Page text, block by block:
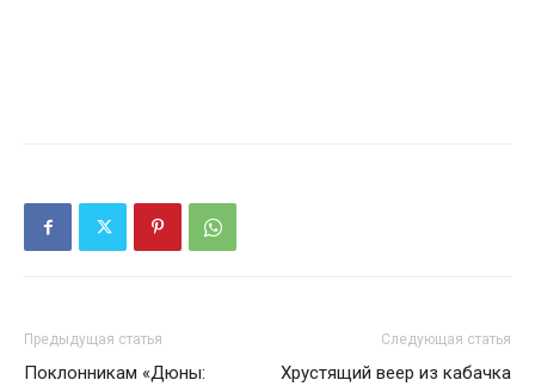
Предыдущая статья
Поклонникам «Дюны:
Следующая статья
Хрустящий веер из кабачка